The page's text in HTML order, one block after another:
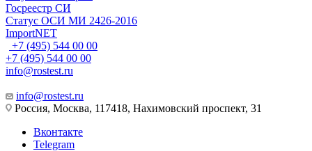
Госреестр СИ
Статус ОСИ МИ 2426-2016
ImportNET
+7 (495) 544 00 00
+7 (495) 544 00 00
info@rostest.ru
info@rostest.ru
Россия, Москва, 117418, Нахимовский проспект, 31
Вконтакте
Telegram